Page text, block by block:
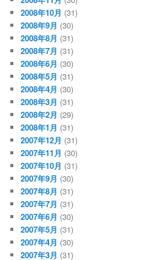
2008年10月 (31)
2008年9月 (30)
2008年8月 (31)
2008年7月 (31)
2008年6月 (30)
2008年5月 (31)
2008年4月 (30)
2008年3月 (31)
2008年2月 (29)
2008年1月 (31)
2007年12月 (31)
2007年11月 (30)
2007年10月 (31)
2007年9月 (30)
2007年8月 (31)
2007年7月 (31)
2007年6月 (30)
2007年5月 (31)
2007年4月 (30)
2007年3月 (31)